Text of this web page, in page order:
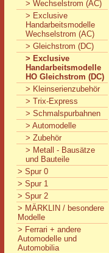
> Wechselstrom (AC)
> Exclusive
Handarbeitsmodelle
Wechselstrom (AC)
> Gleichstrom (DC)
> Exclusive
Handarbeitsmodelle
HO Gleichstrom (DC)
> Kleinserienzubehör
> Trix-Express
> Schmalspurbahnen
> Automodelle
> Zubehör
> Metall - Bausätze
und Bauteile
> Spur 0
> Spur 1
> Spur 2
> MÄRKLIN / besondere
Modelle
> Ferrari + andere
Automodelle und
Automobilia